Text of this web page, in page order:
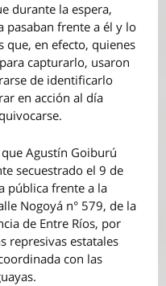
durante la espera,
pasaban frente a él y lo
que, en efecto, quienes
capturarlo, usaron
de identificarlo
en acción al día
Agustín Goiburú
secuestrado el 9 de
pública frente a la
Nogoyá n° 579, de la
de Entre Ríos, por
represivas estatales
con las